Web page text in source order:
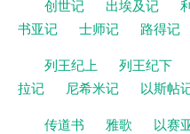
创世记 出埃及记
书亚记
士师记 路得记
列王纪上
列王纪下
拉记
尼希米记 以斯帖
传道书
雅歌 以赛